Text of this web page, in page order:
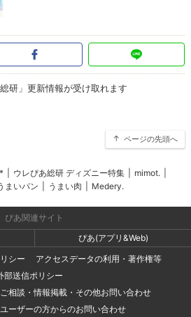
研」更新情報が受け取れます
ページの先頭へ
ウレぴあ総研 ディズニー特集 mimot.
まいパン うまい肉 Medery.
ぴあ関連サイト
ぴあ(アプリ&Web)
シー
アクセスデータの利用・著作権等
部送信ポリシー
相談・情報掲載・その他お問い合わせ
ーザーの方からのお問い合わせ